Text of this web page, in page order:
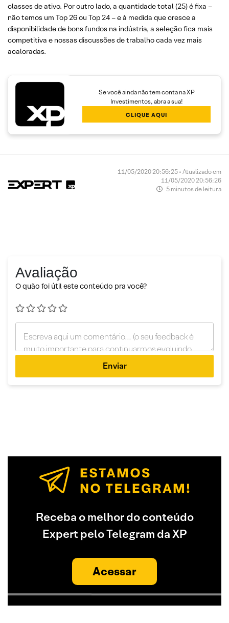
classes de ativo. Por outro lado, a quantidade total (25) é fixa –
não temos um Top 26 ou Top 24 – e à medida que cresce a
disponibilidade de bons fundos na indústria, a seleção fica mais
competitiva e nossas discussões de trabalho cada vez mais
acaloradas.
Se você ainda não tem conta na XP
Investimentos, abra a sua!
CLIQUE AQUI
11/05/2020 20:56:25 • Atualizado em
11/05/2020 20:56:26
5 minutos de leitura
Avaliação
O quão foi útil este conteúdo pra você?
Enviar
Receba o melhor do conteúdo
Expert pelo Telegram da XP
Acessar